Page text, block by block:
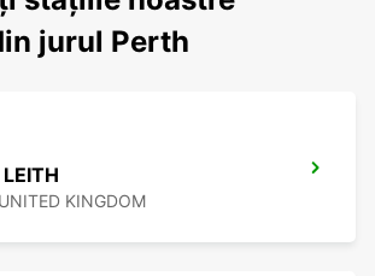
jurul Perth
KINGDOM